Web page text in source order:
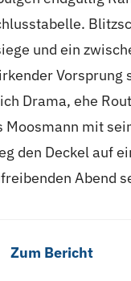
und ein
Vorsprung
Drama, ehe
Moosmann mit
den Deckel auf
Abend
Zum Bericht